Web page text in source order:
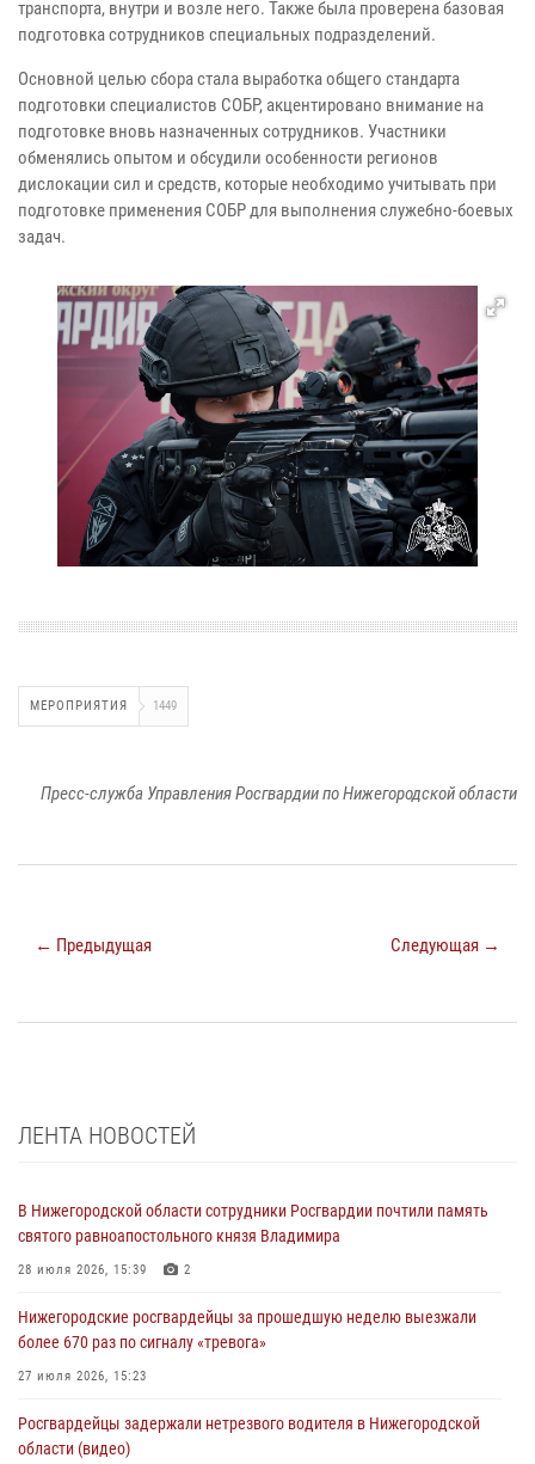
транспорта, внутри и возле него. Также была проверена базовая
подготовка сотрудников специальных подразделений.
Основной целью сбора стала выработка общего стандарта
подготовки специалистов СОБР, акцентировано внимание на
подготовке вновь назначенных сотрудников. Участники
обменялись опытом и обсудили особенности регионов
дислокации сил и средств, которые необходимо учитывать при
подготовке применения СОБР для выполнения служебно-боевых
задач.
МЕРОПРИЯТИЯ 1449
Пресс-служба Управления Росгвардии по Нижегородской области
← Предыдущая Следующая →
ЛЕНТА НОВОСТЕЙ
В Нижегородской области сотрудники Росгвардии почтили память
святого равноапостольного князя Владимира
28 июля 2026, 15:39 2
Нижегородские росгвардейцы за прошедшую неделю выезжали
более 670 раз по сигналу «тревога»
27 июля 2026, 15:23
Росгвардейцы задержали нетрезвого водителя в Нижегородской
области (видео)